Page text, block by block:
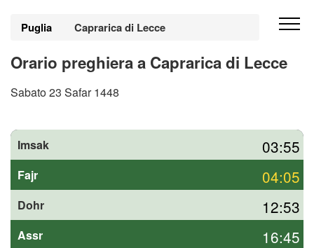
Puglia Caprarica di Lecce
Orario preghiera a Caprarica di Lecce
Sabato 23 Safar 1448
Imsak 03:55
Fajr 04:05
Dohr 12:53
Assr 16:45